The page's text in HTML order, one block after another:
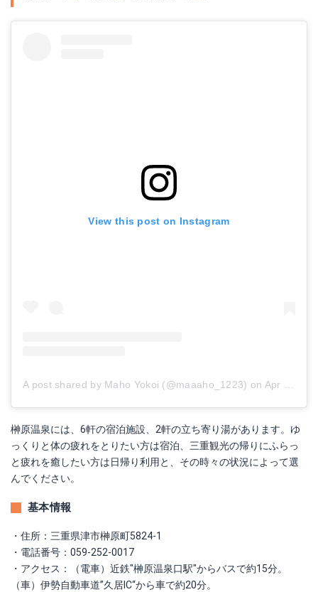
View this post on Instagram
A post shared by Maho Yokoi (@maaaho_1223) on Apr 8, 2018 at 5:20am PDT
榊原温泉には、6軒の宿泊施設、2軒の立ち寄り湯があります。ゆ
っくりと体の疲れをとりたい方は宿泊、三重観光の帰りにふらっ
と疲れを癒したい方は日帰り利用と、その時々の状況によって選
んでください。
基本情報
・住所：三重県津市榊原町5824-1
・電話番号：059-252-0017
・アクセス：（電車）近鉄"榊原温泉口駅"からバスで約15分。
（車）伊勢自動車道”久居IC“から車で約20分。